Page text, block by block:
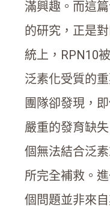
滿興趣。而這
的研究，正是
統上，RPN10
泛素化受質的
團隊卻發現，
嚴重的發育缺
個無法結合泛
所完全補救。
個問題並非來